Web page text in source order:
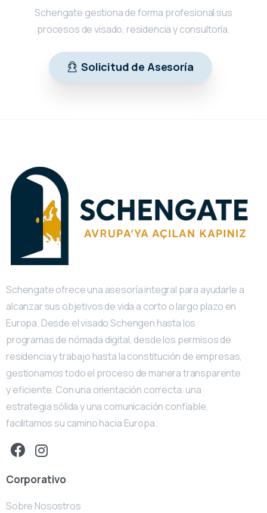
Schengate gestiona de forma profesional sus
procesos de visado, residencia y consultoría.
Solicitud de Asesoría
Schengate ofrece una asesoría integral para ayudarle a
alcanzar sus objetivos de vida a corto o largo plazo en
Europa. Desde el visado Schengen hasta los
programas de nómada digital, desde los permisos de
residencia y trabajo hasta la constitución de empresas,
gestionamos todo el proceso de manera transparente
y eficiente. Con una orientación correcta, una
estrategia sólida y una comunicación confiable,
facilitamos su camino hacia Europa.
Corporativo
Sobre Nosostros